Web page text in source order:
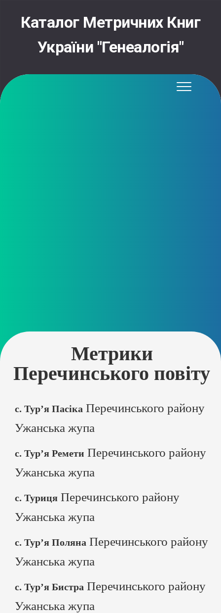
contentКаталог Метричних Книг
України "Генеалогія"
Метрики
Перечинського повіту
с. Тур’я Пасіка Перечинського району
Ужанська жупа
с. Тур’я Ремети Перечинського району
Ужанська жупа
с. Туриця Перечинського району
Ужанська жупа
с. Тур’я Поляна Перечинського району
Ужанська жупа
с. Тур’я Бистра Перечинського району
Ужанська жупа